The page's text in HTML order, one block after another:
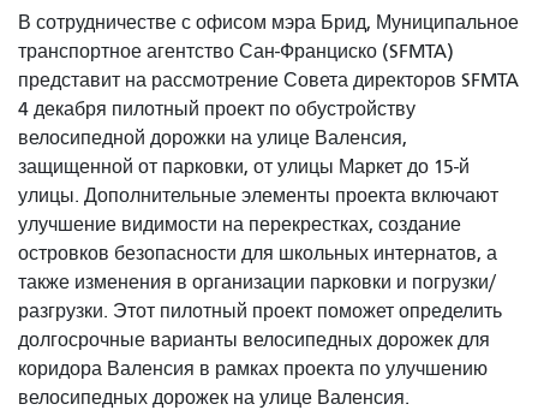
В сотрудничестве с офисом мэра Брид, Муниципальное
транспортное агентство Сан-Франциско (SFMTA)
представит на рассмотрение Совета директоров SFMTA
4 декабря пилотный проект по обустройству
велосипедной дорожки на улице Валенсия,
защищенной от парковки, от улицы Маркет до 15-й
улицы. Дополнительные элементы проекта включают
улучшение видимости на перекрестках, создание
островков безопасности для школьных интернатов, а
также изменения в организации парковки и погрузки/
разгрузки. Этот пилотный проект поможет определить
долгосрочные варианты велосипедных дорожек для
коридора Валенсия в рамках проекта по улучшению
велосипедных дорожек на улице Валенсия.